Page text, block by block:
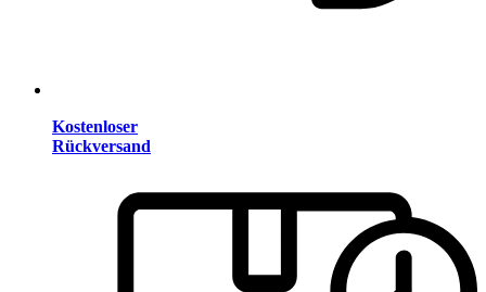
Kostenloser
Rückversand